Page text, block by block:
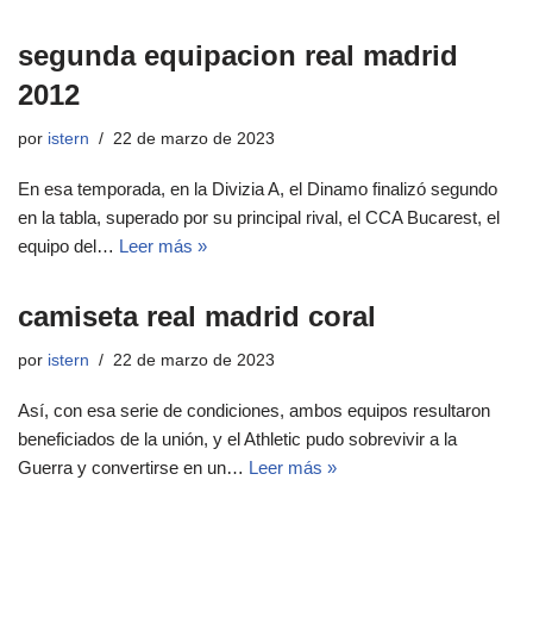
segunda equipacion real madrid
2012
por istern 22 de marzo de 2023
En esa temporada, en la Divizia A, el Dinamo finalizó segundo
en la tabla, superado por su principal rival, el CCA Bucarest, el
equipo del… Leer más »
camiseta real madrid coral
por istern 22 de marzo de 2023
Así, con esa serie de condiciones, ambos equipos resultaron
beneficiados de la unión, y el Athletic pudo sobrevivir a la
Guerra y convertirse en un… Leer más »